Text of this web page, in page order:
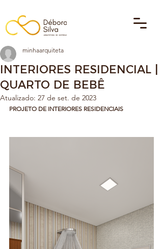
INTERIORES RESIDENCIAL |
QUARTO DE BEBÊ
minhaarquiteta
Atualizado: 27 de set. de 2023
PROJETO DE INTERIORES RESIDENCIAIS